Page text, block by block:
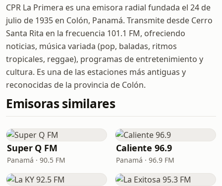
CPR La Primera es una emisora radial fundada el 24 de
julio de 1935 en Colón, Panamá. Transmite desde Cerro
Santa Rita en la frecuencia 101.1 FM, ofreciendo
noticias, música variada (pop, baladas, ritmos
tropicales, reggae), programas de entretenimiento y
cultura. Es una de las estaciones más antiguas y
reconocidas de la provincia de Colón.
Emisoras similares
Super Q FM
Panamá · 90.5 FM
Caliente 96.9
Panamá · 96.9 FM